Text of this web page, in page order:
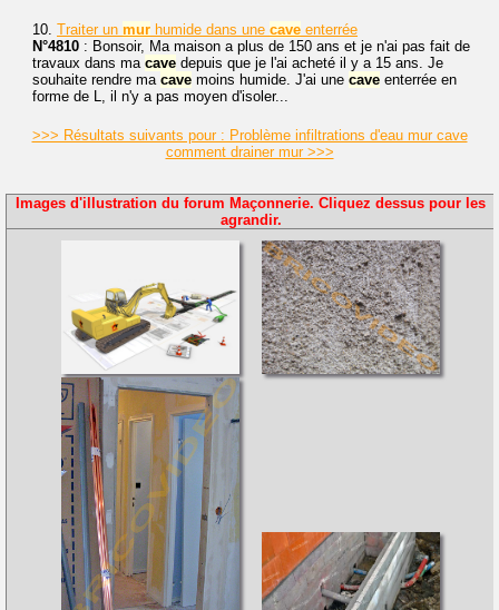
10. Traiter un mur humide dans une cave enterrée
N°4810 : Bonsoir, Ma maison a plus de 150 ans et je n'ai pas fait de
travaux dans ma cave depuis que je l'ai acheté il y a 15 ans. Je
souhaite rendre ma cave moins humide. J'ai une cave enterrée en
forme de L, il n'y a pas moyen d'isoler...
>>> Résultats suivants pour : Problème infiltrations d'eau mur cave
comment drainer mur >>>
Images d'illustration du forum Maçonnerie. Cliquez dessus pour les
agrandir.